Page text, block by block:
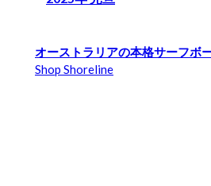
オーストラリアの本格サーフボ
Shop Shoreline